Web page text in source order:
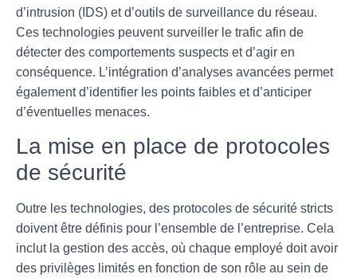
d’intrusion (IDS) et d’outils de surveillance du réseau.
Ces technologies peuvent surveiller le trafic afin de
détecter des comportements suspects et d’agir en
conséquence. L’intégration d’analyses avancées permet
également d’identifier les points faibles et d’anticiper
d’éventuelles menaces.
La mise en place de protocoles
de sécurité
Outre les technologies, des protocoles de sécurité stricts
doivent être définis pour l’ensemble de l’entreprise. Cela
inclut la gestion des accès, où chaque employé doit avoir
des privilèges limités en fonction de son rôle au sein de